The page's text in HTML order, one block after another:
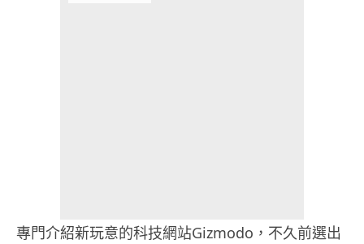
專門介紹新玩意的科技網站Gizmodo，不久前選出